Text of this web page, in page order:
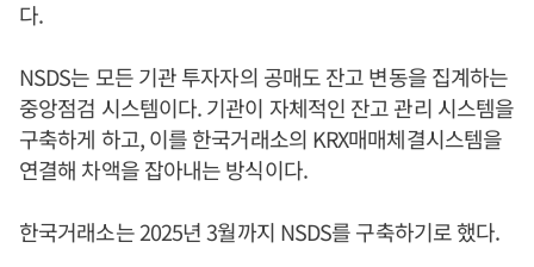
다.
NSDS는 모든 기관 투자자의 공매도 잔고 변동을 집계하는
중앙점검 시스템이다. 기관이 자체적인 잔고 관리 시스템을
구축하게 하고, 이를 한국거래소의 KRX매매체결시스템을
연결해 차액을 잡아내는 방식이다.
한국거래소는 2025년 3월까지 NSDS를 구축하기로 했다.